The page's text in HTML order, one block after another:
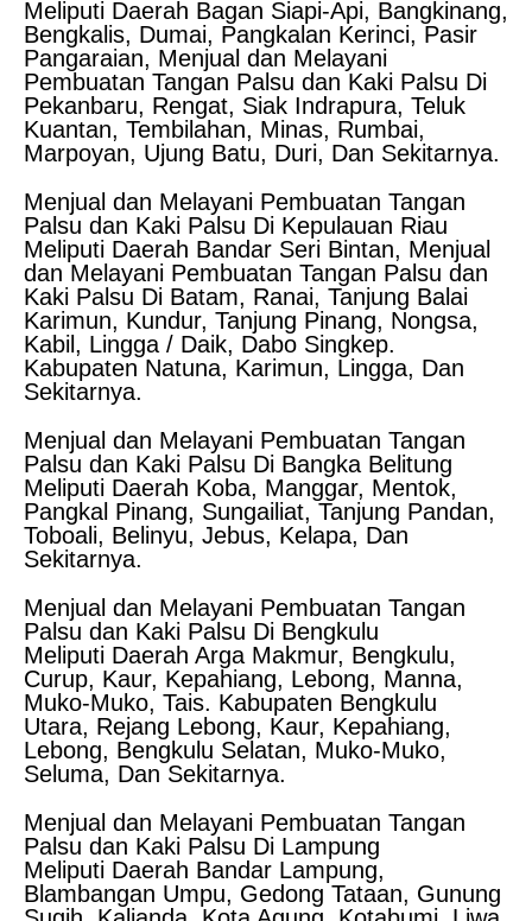
Meliputi Daerah Bagan Siapi-Api, Bangkinang,
Bengkalis, Dumai, Pangkalan Kerinci, Pasir
Pangaraian, Menjual dan Melayani
Pembuatan Tangan Palsu dan Kaki Palsu Di
Pekanbaru, Rengat, Siak Indrapura, Teluk
Kuantan, Tembilahan, Minas, Rumbai,
Marpoyan, Ujung Batu, Duri, Dan Sekitarnya.
Menjual dan Melayani Pembuatan Tangan
Palsu dan Kaki Palsu Di Kepulauan Riau
Meliputi Daerah Bandar Seri Bintan, Menjual
dan Melayani Pembuatan Tangan Palsu dan
Kaki Palsu Di Batam, Ranai, Tanjung Balai
Karimun, Kundur, Tanjung Pinang, Nongsa,
Kabil, Lingga / Daik, Dabo Singkep.
Kabupaten Natuna, Karimun, Lingga, Dan
Sekitarnya.
Menjual dan Melayani Pembuatan Tangan
Palsu dan Kaki Palsu Di Bangka Belitung
Meliputi Daerah Koba, Manggar, Mentok,
Pangkal Pinang, Sungailiat, Tanjung Pandan,
Toboali, Belinyu, Jebus, Kelapa, Dan
Sekitarnya.
Menjual dan Melayani Pembuatan Tangan
Palsu dan Kaki Palsu Di Bengkulu
Meliputi Daerah Arga Makmur, Bengkulu,
Curup, Kaur, Kepahiang, Lebong, Manna,
Muko-Muko, Tais. Kabupaten Bengkulu
Utara, Rejang Lebong, Kaur, Kepahiang,
Lebong, Bengkulu Selatan, Muko-Muko,
Seluma, Dan Sekitarnya.
Menjual dan Melayani Pembuatan Tangan
Palsu dan Kaki Palsu Di Lampung
Meliputi Daerah Bandar Lampung,
Blambangan Umpu, Gedong Tataan, Gunung